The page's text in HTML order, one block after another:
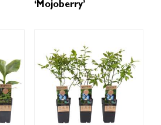
‘Mojoberry’